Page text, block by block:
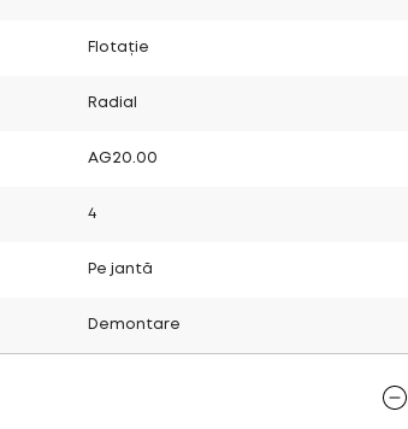
Flotație
Radial
AG20.00
4
Pe jantă
Demontare